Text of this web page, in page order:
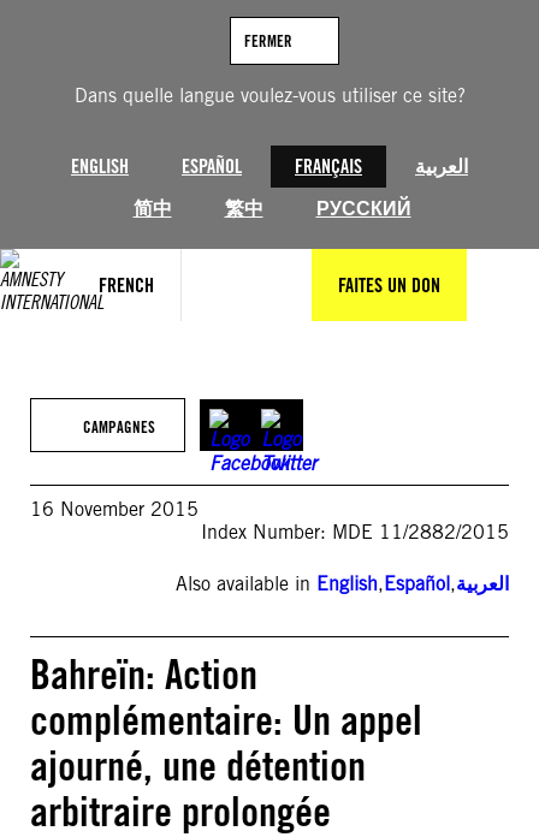
Dans quelle langue voulez-vous utiliser ce site?
ENGLISH ESPAÑOL FRANÇAIS
العربية
简中
繁中 РУССКИЙ
FERMER
FRENCH FAITES UN DON
CAMPAGNES
16 November 2015
Index Number: MDE 11/2882/2015
Also available in English,Español,العربية
Bahreïn: Action
complémentaire: Un appel
ajourné, une détention
arbitraire prolongée